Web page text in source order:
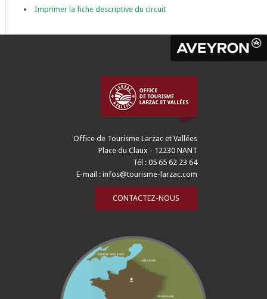
Imprimer la fiche descriptive du circuit
Office de Tourisme Larzac et Vallées
Place du Claux - 12230 NANT
Tél : 05 65 62 23 64
E-mail :infos@tourisme-larzac.com
CONTACTEZ-NOUS